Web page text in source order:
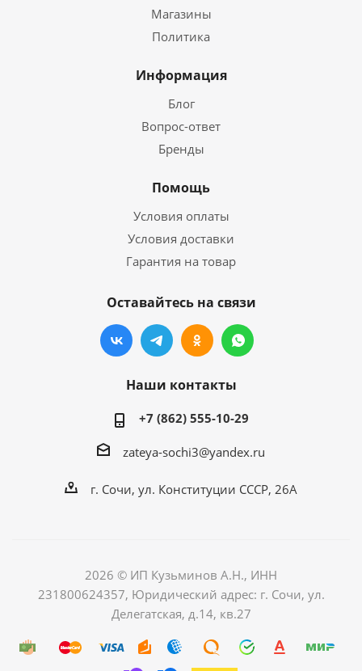
Магазины
Политика
Информация
Блог
Вопрос-ответ
Бренды
Помощь
Условия оплаты
Условия доставки
Гарантия на товар
Оставайтесь на связи
Наши контакты
+7 (862) 555-10-29
zateya-sochi3@yandex.ru
г. Сочи, ул. Конституции СССР, 26А
2026 © ИП Кузьминов А.Н., ИНН
231800624357, Юридический адрес: г. Сочи, ул.
Делегатская, д.14, кв.27